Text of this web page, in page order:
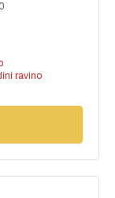
ravino